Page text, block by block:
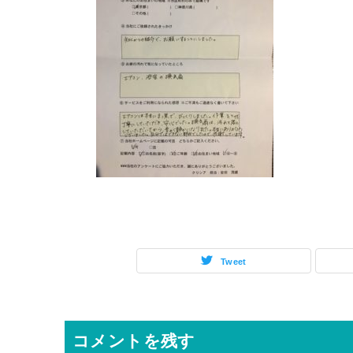
Tweet
コメントを残す